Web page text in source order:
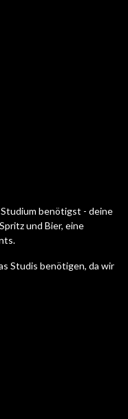
benötigst - deine
und Bier, eine
Studis benötigen, da wir